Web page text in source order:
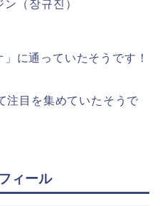
（장규진）
に通っていたそうです！
注目を集めていたそうで
ィール